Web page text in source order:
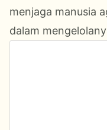
menjaga manusia
dalam